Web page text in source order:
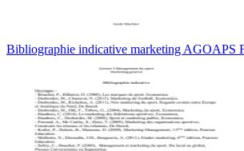
Bibliographie indicative marketing AGOAPS